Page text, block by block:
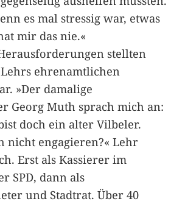
es mal stressig war, etwas
mir das nie.«
stellten
ehrenamtlichen
»Der damalige
Georg Muth sprach mich an:
doch ein alter Vilbeler.
nicht engagieren?« Lehr
Erst als Kassierer im
SPD, dann als
und Stadtrat. Über 40